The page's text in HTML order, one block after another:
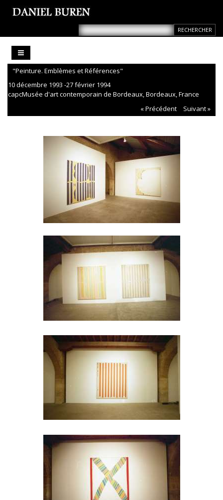
"Peinture. Emblèmes et Références"
10 décembre 1993 -27 février 1994
capcMusée d'art contemporain de Bordeaux, Bordeaux, France
« Précédent
Suivant »